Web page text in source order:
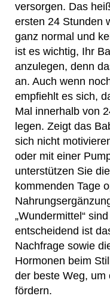
versorgen. Das
ersten 24 Stunden
ganz normal und
ist es wichtig, Ihr
anzulegen, denn
an. Auch wenn
empfiehlt es sich,
Mal innerhalb von
legen. Zeigt das
sich nicht
oder mit einer
unterstützen Sie
kommenden Tage
„Wundermittel“
entscheidend ist
Nachfrage sowie
Hormonen beim
der beste Weg, um
fördern.